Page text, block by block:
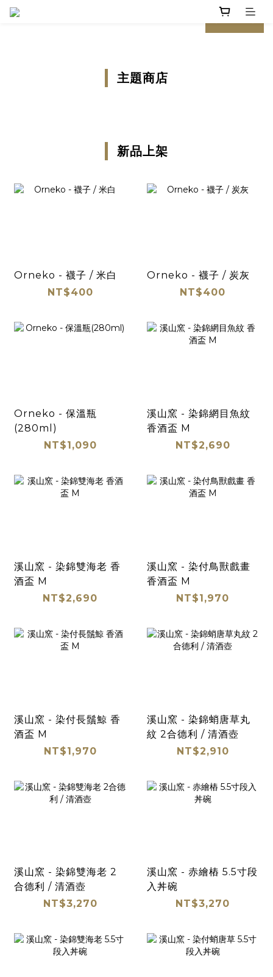
prev next
主題商店
新品上架
Orneko - 襪子 / 米白
NT$400
Orneko - 襪子 / 炭灰
NT$400
Orneko - 保溫瓶
(280ml)
NT$1,090
溪山窯 - 染錦網目魚紋
香酒盃 M
NT$2,690
溪山窯 - 染錦雙海老 香
酒盃 M
NT$2,690
溪山窯 - 染付鳥獸戲畫
香酒盃 M
NT$1,970
溪山窯 - 染付長鬚鯨 香
酒盃 M
NT$1,970
溪山窯 - 染錦蛸唐草丸
紋 2合德利 / 清酒壺
NT$2,910
溪山窯 - 染錦雙海老 2
合德利 / 清酒壺
NT$3,270
溪山窯 - 赤繪樁 5.5寸段
入丼碗
NT$3,270